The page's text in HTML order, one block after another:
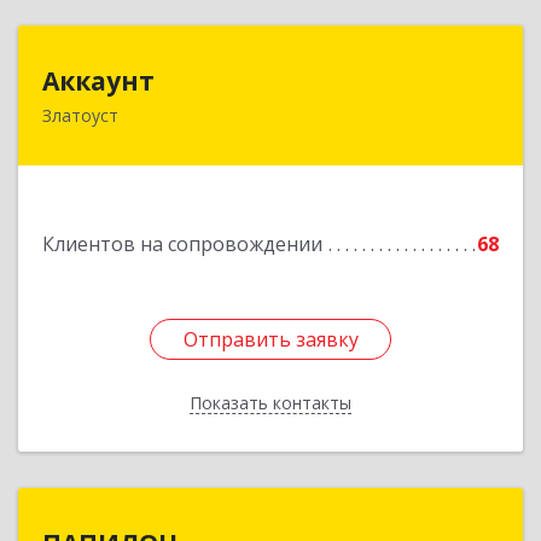
Аккаунт
Златоуст
Клиентов на сопровождении 68
Отправить заявку
Показать контакты
456200, Челябинская обл, Златоуст г, 40-летия
Отправить заявку
Назад